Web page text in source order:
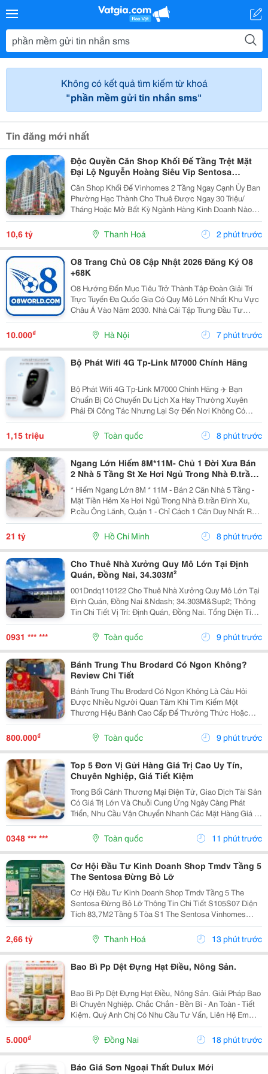
Không có kết quả tìm kiếm từ khoá
"phần mềm gửi tin nhắn sms"
Tin đăng mới nhất
Độc Quyền Căn Shop Khối Đế Tầng Trệt Mặt
Đại Lộ Nguyễn Hoàng Siêu Vip Sentosa
Vinhomes Star City Thanh Hóa
Căn Shop Khối Đế Vinhomes 2 Tầng Ngay Cạnh Ủy Ban
Phường Hạc Thành Cho Thuê Được Ngay 30 Triệu/
Tháng Hoặc Mở Bất Kỳ Ngành Hàng Kinh Doanh Nào
Cũng Ra Tiền Có Sẵn Dân Cư 4000 Người Trên Các Tòa
Căn Hộ Và Toàn Bộ Là Cư Dân Cao Cấp Vinhomes
10,6 tỷ Thanh Hoá 2 phút trước
O8 Trang Chủ O8 Cập Nhật 2026 Đăng Ký O8
+68K
O8 Hướng Đến Mục Tiêu Trở Thành Tập Đoàn Giải Trí
Trực Tuyến Đa Quốc Gia Có Quy Mô Lớn Nhất Khu Vực
Châu Á Vào Năm 2030. Nhà Cái Tập Trung Đầu Tư
Mạnh Mẽ Vào Nền Tảng Công Nghệ Trí Tuệ Nhân Tạo
Nhằm Cá Nhân Hóa Trải Nghiệm, Đồng Thời Mở Rộng
Tầm Ảnh...
10.000₫ Hà Nội 7 phút trước
Bộ Phát Wifi 4G Tp-Link M7000 Chính Hãng
Bộ Phát Wifi 4G Tp-Link M7000 Chính Hãng ✈️ Bạn
Chuẩn Bị Có Chuyến Du Lịch Xa Hay Thường Xuyên
Phải Đi Công Tác Nhưng Lại Sợ Đến Nơi Không Có
Wifi, Sóng 3G/4G Trên Điện Thoại Chập Chờn Và Tốn
Pin? Đừng Lo! Đã Có "Vũ Khí Bí Mật" Tp-Link M7000
1,15 triệu Toàn quốc 8 phút trước
Ngang Lớn Hiếm 8M*11M- Chủ 1 Đời Xưa Bán
2 Nhà 5 Tầng St Xe Hơi Ngủ Trong Nhà Đ.trần
Đình Xu, Quận 1- Khu Vip Ngay Ubnd Góc Trần
Hưng Đạo &
* Hiếm Ngang Lớn 8M * 11M - Bán 2 Căn Nhà 5 Tầng -
Mặt Tiền Hẻm Xe Hơi Ngủ Trong Nhà Đ.trần Đình Xu,
P.cầu Ông Lãnh, Quận 1 - Chỉ Cách 1 Căn Duy Nhất Ra
Mặt Tiền - 093.867.6685 Giang Giang + Diện Tích:
91M2. + Kết Cấu: Gồm 2 Nhà 5 Tầng Đúc Btct -...
21 tỷ Hồ Chí Minh 8 phút trước
Cho Thuê Nhà Xưởng Quy Mô Lớn Tại Định
Quán, Đồng Nai, 34.303M²
001Dndq110122 Cho Thuê Nhà Xưởng Quy Mô Lớn Tại
Định Quán, Đồng Nai &Ndash; 34.303M&Sup2; Thông
Tin Chi Tiết Vị Trí: Định Quán, Đồng Nai. Tổng Diện Tích
Khu Đất: 50.230,6M&Sup2; Diện Tích Sử Dụng Tổng
Diện Tích Sàn Xây Dựng: 34.303M&Sup2; Diện...
0931 *** *** Toàn quốc 9 phút trước
Bánh Trung Thu Brodard Có Ngon Không?
Review Chi Tiết
Bánh Trung Thu Brodard Có Ngon Không Là Câu Hỏi
Được Nhiều Người Quan Tâm Khi Tìm Kiếm Một
Thương Hiệu Bánh Cao Cấp Để Thưởng Thức Hoặc
Làm Quà Biếu Trong Dịp Trung Thu. Với Phong Cách
Bánh Mang Đậm Dấu Ấn Ẩm Thực Pháp Kết Hợp Khẩu
Vị Người Việt,...
800.000₫ Toàn quốc 9 phút trước
Top 5 Đơn Vị Gửi Hàng Giá Trị Cao Uy Tín,
Chuyên Nghiệp, Giá Tiết Kiệm
Trong Bối Cảnh Thương Mại Điện Tử, Giao Dịch Tài Sản
Có Giá Trị Lớn Và Chuỗi Cung Ứng Ngày Càng Phát
Triển, Nhu Cầu Vận Chuyển Nhanh Các Mặt Hàng Giá Trị
Cao Đang Gia Tăng Mạnh. Doanh Nghiệp Và Cá Nhân
Không Chỉ Quan Tâm Đến Tốc Độ Giao Nhận Mà Còn...
0348 *** *** Toàn quốc 11 phút trước
Cơ Hội Đầu Tư Kinh Doanh Shop Tmdv Tầng 5
The Sentosa Đừng Bỏ Lỡ
Cơ Hội Đầu Tư Kinh Doanh Shop Tmdv Tầng 5 The
Sentosa Đừng Bỏ Lỡ Thông Tin Chi Tiết S105S07 Diện
Tích 83,7M2 Tầng 5 Tòa S1 The Sentosa Vinhomes
Thanh Hóa Vị Trí Ngay Giao Điểm Đại Lộ Nguyễn Hoàng
Và Đại Lộ Nam Sông Mã Nằm Trong Quần Thể Kđt...
2,66 tỷ Thanh Hoá 13 phút trước
Bao Bì Pp Dệt Đựng Hạt Điều, Nông Sản.
Bao Bì Pp Dệt Đựng Hạt Điều, Nông Sản. Giải Pháp Bao
Bì Chuyên Nghiệp. Chắc Chắn - Bền Bỉ - An Toàn - Tiết
Kiệm. Quý Anh Chị Có Nhu Cầu Tư Vấn, Liên Hệ Em
Qua Số Hotline/ Zalo: 0865 489 273
5.000₫ Đồng Nai 18 phút trước
Báo Giá Sơn Ngoại Thất Dulux Mới